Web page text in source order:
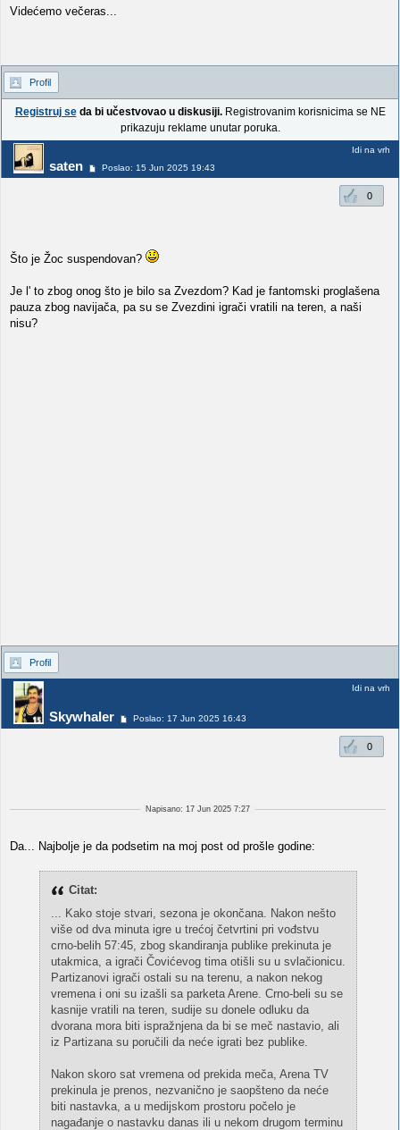
Videćemo večeras...
Profil
Registruj seda bi učestvovao u diskusiji.Registrovanim korisnicima se NE
prikazuju reklame unutar poruka.
saten Poslao: 15 Jun 2025 19:43
Idi na vrh
0
Što je Žoc suspendovan?
Je l' to zbog onog što je bilo sa Zvezdom? Kad je fantomski proglašena
pauza zbog navijača, pa su se Zvezdini igrači vratili na teren, a naši
nisu?
Profil
Skywhaler Poslao: 17 Jun 2025 16:43
Idi na vrh
0
Napisano: 17 Jun 2025 7:27
Da... Najbolje je da podsetim na moj post od prošle godine:
Citat:
... Kako stoje stvari, sezona je okončana. Nakon nešto
više od dva minuta igre u trećoj četvrtini pri vođstvu
crno-belih 57:45, zbog skandiranja publike prekinuta je
utakmica, a igrači Čovićevog tima otišli su u svlačionicu.
Partizanovi igrači ostali su na terenu, a nakon nekog
vremena i oni su izašli sa parketa Arene. Crno-beli su se
kasnije vratili na teren, sudije su donele odluku da
dvorana mora biti ispražnjena da bi se meč nastavio, ali
iz Partizana su poručili da neće igrati bez publike.
Nakon skoro sat vremena od prekida meča, Arena TV
prekinula je prenos, nezvanično je saopšteno da neće
biti nastavka, a u medijskom prostoru počelo je
nagađanje o nastavku danas ili u nekom drugom terminu